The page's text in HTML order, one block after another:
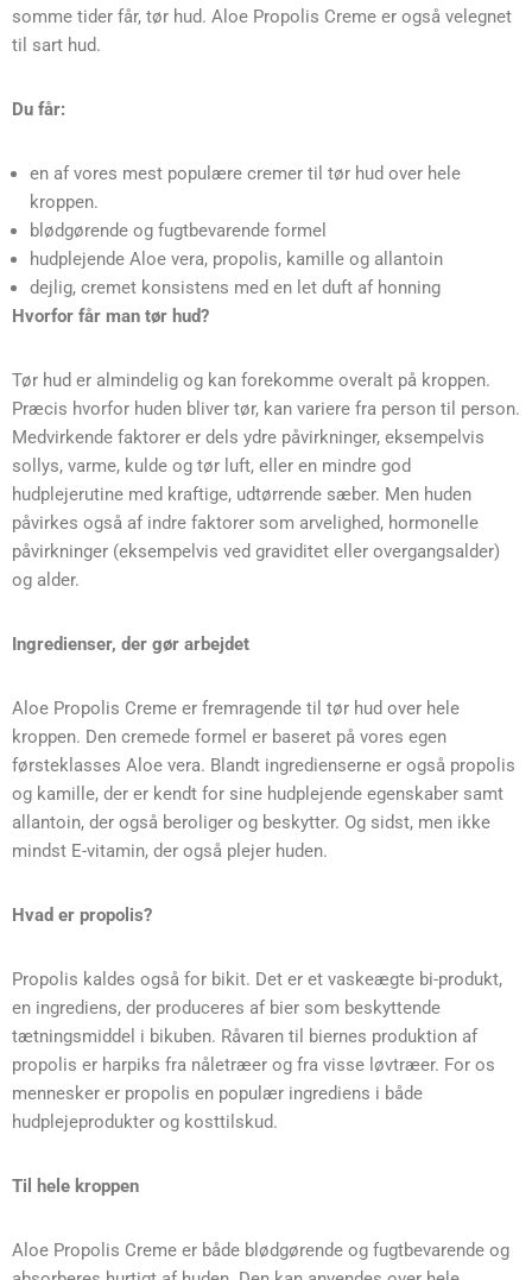
somme tider får, tør hud. Aloe Propolis Creme er også velegnet
til sart hud.
Du får:
en af vores mest populære cremer til tør hud over hele
kroppen.
blødgørende og fugtbevarende formel
hudplejende Aloe vera, propolis, kamille og allantoin
dejlig, cremet konsistens med en let duft af honning
Hvorfor får man tør hud?
Tør hud er almindelig og kan forekomme overalt på kroppen.
Præcis hvorfor huden bliver tør, kan variere fra person til person.
Medvirkende faktorer er dels ydre påvirkninger, eksempelvis
sollys, varme, kulde og tør luft, eller en mindre god
hudplejerutine med kraftige, udtørrende sæber. Men huden
påvirkes også af indre faktorer som arvelighed, hormonelle
påvirkninger (eksempelvis ved graviditet eller overgangsalder)
og alder.
Ingredienser, der gør arbejdet
Aloe Propolis Creme er fremragende til tør hud over hele
kroppen. Den cremede formel er baseret på vores egen
førsteklasses Aloe vera. Blandt ingredienserne er også propolis
og kamille, der er kendt for sine hudplejende egenskaber samt
allantoin, der også beroliger og beskytter. Og sidst, men ikke
mindst E-vitamin, der også plejer huden.
Hvad er propolis?
Propolis kaldes også for bikit. Det er et vaskeægte bi-produkt,
en ingrediens, der produceres af bier som beskyttende
tætningsmiddel i bikuben. Råvaren til biernes produktion af
propolis er harpiks fra nåletræer og fra visse løvtræer. For os
mennesker er propolis en populær ingrediens i både
hudplejeprodukter og kosttilskud.
Til hele kroppen
Aloe Propolis Creme er både blødgørende og fugtbevarende og